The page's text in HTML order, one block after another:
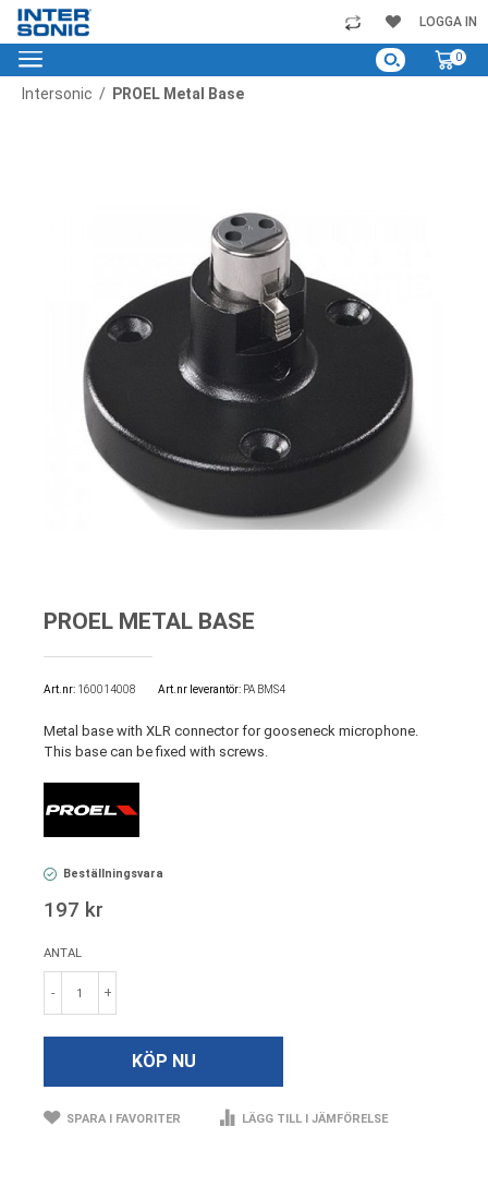
My
0
Skip
to
Content
LOGGA IN
Intersonic PROEL Metal Base
PROEL METAL BASE
Art.nr 160014008 Art.nr leverantör: PA BMS4
Metal base with XLR connector for gooseneck microphone.
This base can be fixed with screws.
Beställningsvara
197 kr
ANTAL
- +
KÖP NU
SPARA I FAVORITER LÄGG TILL I JÄMFÖRELSE